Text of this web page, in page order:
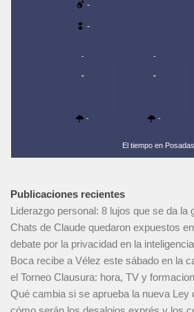
-
-
-
-
-
-
-
-
El tiempo en Posadas
Publicaciones recientes
Liderazgo personal: 8 lujos que se da la
Chats de Claude quedaron expuestos
debate por la privacidad en la
Boca recibe a Vélez este sábado en la
el Torneo Clausura: hora, TV y
Qué cambia si se aprueba la nueva Ley